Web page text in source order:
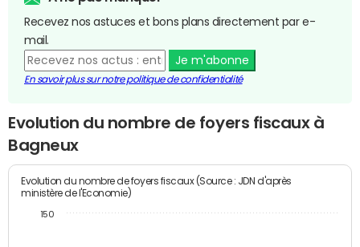
Recevez nos astuces et bons plans directement par e-
mail.
Je m'abonne
En savoir plus sur notre politique de confidentialité
Evolution du nombre de foyers fiscaux à
Bagneux
Evolution du nombre de foyers fiscaux (Source : JDN d'après
ministère de l'Economie)
150